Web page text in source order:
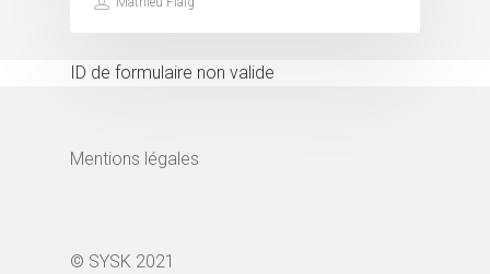
ID de formulaire non valide
Mentions légales
© SYSK 2021